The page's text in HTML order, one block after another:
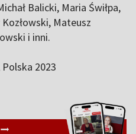
Balicki, Maria Świłpa,
Mateusz
i inni.
Polska 2023